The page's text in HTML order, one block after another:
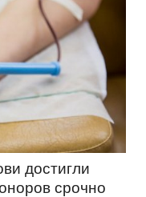
достигли
срочно